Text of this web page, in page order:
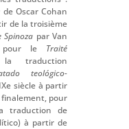
de Oscar Cohan
de la troisième
par Van
pour le Traité
traduction
teológico-
siècle à partir
pour
traduction de
à partir de